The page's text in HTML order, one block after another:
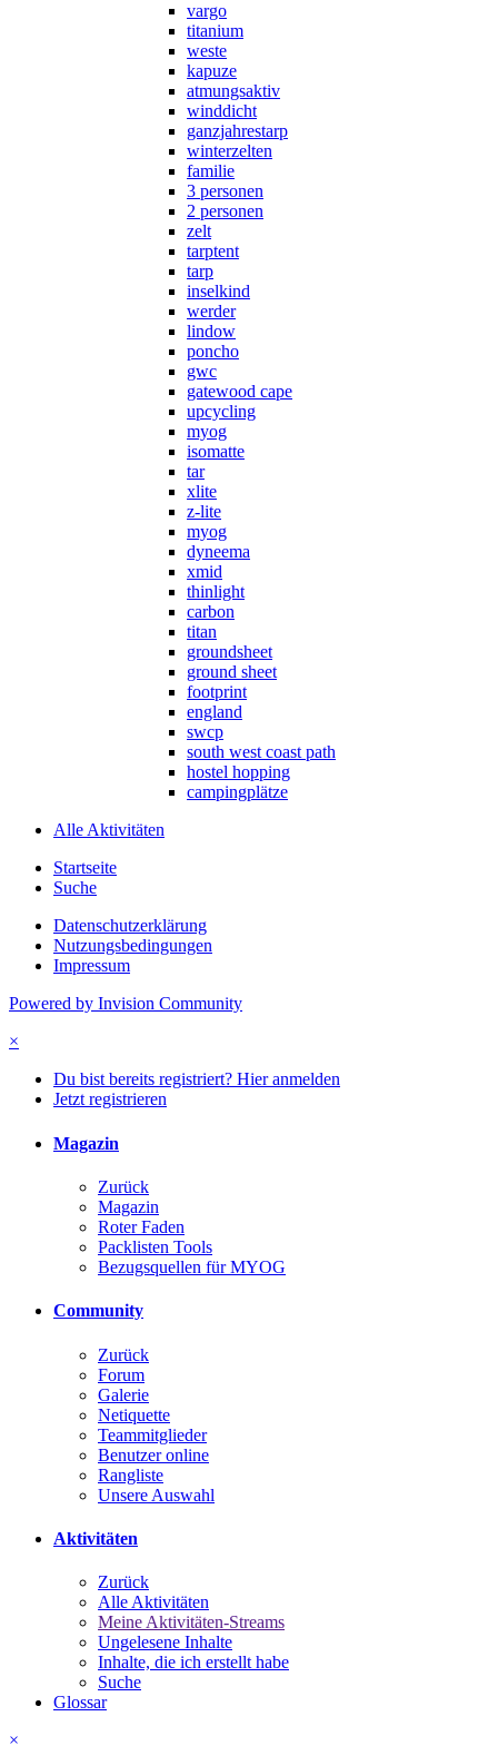
vargo
titanium
weste
kapuze
atmungsaktiv
winddicht
ganzjahrestarp
winterzelten
familie
3 personen
2 personen
zelt
tarptent
tarp
inselkind
werder
lindow
poncho
gwc
gatewood cape
upcycling
myog
isomatte
tar
xlite
z-lite
myog
dyneema
xmid
thinlight
carbon
titan
groundsheet
ground sheet
footprint
england
swcp
south west coast path
hostel hopping
campingplätze
Alle Aktivitäten
Startseite
Suche
Datenschutzerklärung
Nutzungsbedingungen
Impressum
Powered by Invision Community
×
Du bist bereits registriert? Hier anmelden
Jetzt registrieren
Magazin
Zurück
Magazin
Roter Faden
Packlisten Tools
Bezugsquellen für MYOG
Community
Zurück
Forum
Galerie
Netiquette
Teammitglieder
Benutzer online
Rangliste
Unsere Auswahl
Aktivitäten
Zurück
Alle Aktivitäten
Meine Aktivitäten-Streams
Ungelesene Inhalte
Inhalte, die ich erstellt habe
Suche
Glossar
×